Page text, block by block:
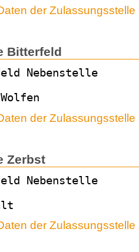
der Zulassungsstelle
Bitterfeld
Nebenstelle
der Zulassungsstelle
Zerbst
Nebenstelle
der Zulassungsstelle